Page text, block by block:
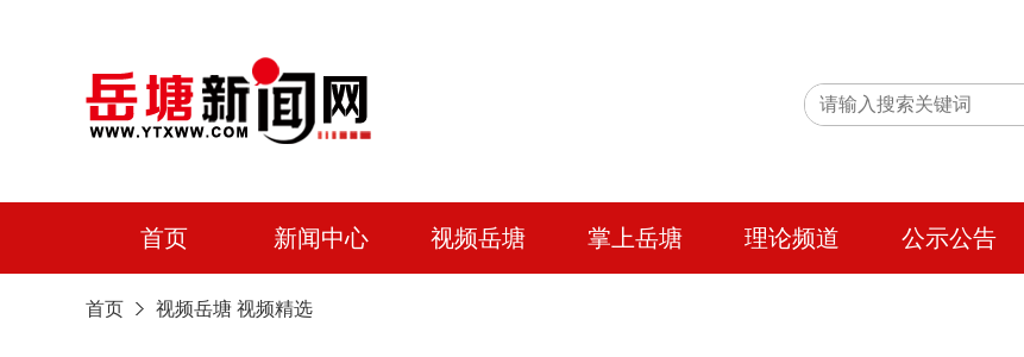
首页 新闻中心 视频岳塘 掌上岳塘 理论频道 公示公告
首页 视频岳塘 视频精选